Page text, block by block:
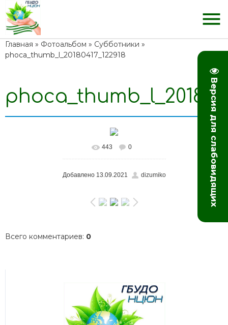
Версия для слабовидящих
menu
Главная » Фотоальбом » Субботники »
phoca_thumb_l_20180417_122918
443 0
Добавлено13.09.2021 dizumiko
Всего комментариев: 0